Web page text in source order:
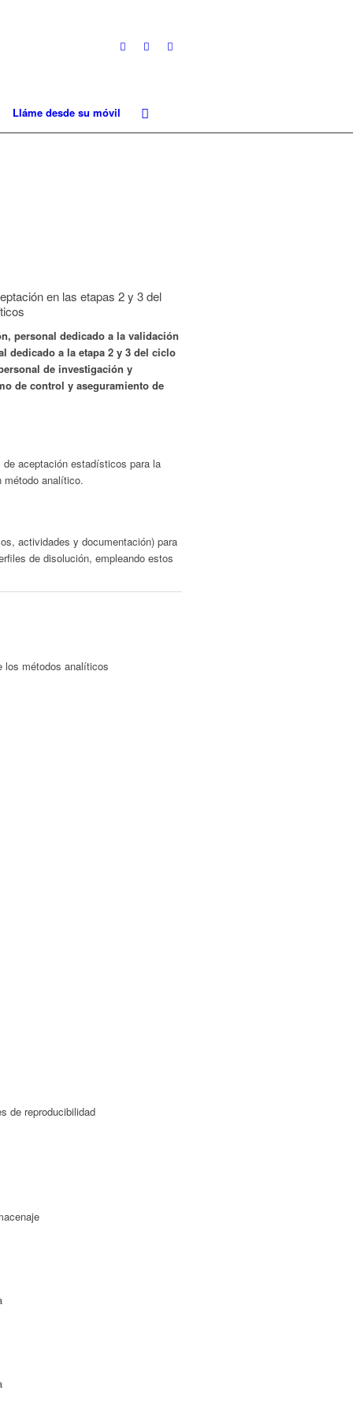
Lláme desde su móvil
en las etapas 2 y 3 del
personal dedicado a la validación
dedicado a la etapa 2 y 3 del ciclo
de investigación y
de control y aseguramiento de
aceptación estadísticos para la
método analítico.
actividades y documentación) para
de disolución, empleando estos
métodos analíticos
de reproducibilidad